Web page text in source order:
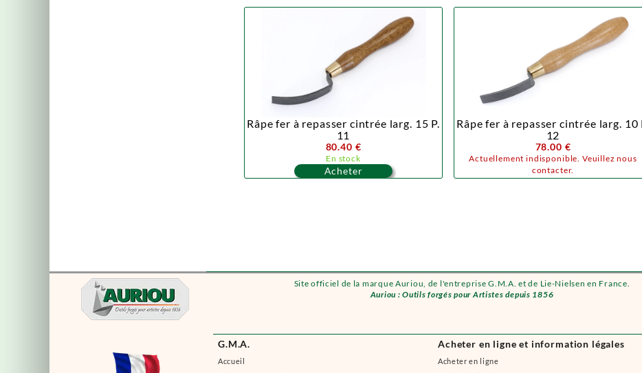
Site officiel de la marque Auriou, de l'entreprise G.M.A. et de Lie-Nielsen en France.
Auriou : Outils forgés pour Artistes depuis 1856
G.M.A.
Accueil
Acheter en ligne et information légales
Acheter en ligne
Râpe fer à repasser cintrée larg. 15 P.
11
80.40 €
En stock
Acheter
Râpe fer à repasser cintrée larg. 10
12
78.00 €
Actuellement indisponible. Veuillez nous
contacter.